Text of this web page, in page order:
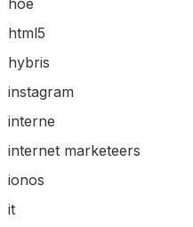
html5
hybris
instagram
interne
internet marketeers
ionos
it